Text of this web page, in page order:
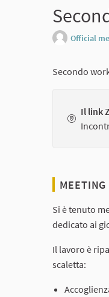
Official
Secondo
Il link
Si è tenuto
dedicato ai
Il lavoro è
scaletta: